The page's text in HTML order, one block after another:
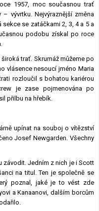
1957, moc současnou trať
vývrtku. Nejvýraznější změna
se zatáčkami 2, 3, 4 a 5 a
podobu získal po roce
trať. Skrumáž můžeme po
vlásence nesoucí jméno Maria
rozloučil s bohatou kariérou
je zase pojmenována po
přilbu na hřebík.
upínat na souboj o vítězství
Josef Newgarden. Všechny
závodit. Jedním z nich je i Scott
na titul. Ten je společně se
poznal, jaké je to vést zde
a Kanaanovi, dalším borcům